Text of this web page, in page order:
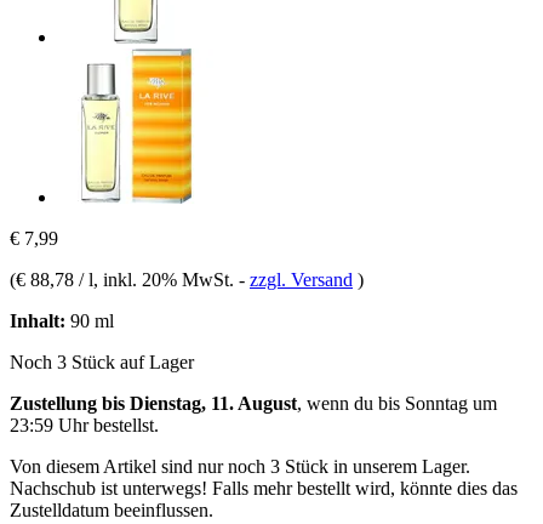
€ 7,99
(€ 88,78 / l, inkl. 20% MwSt. - zzgl. Versand )
Inhalt: 90 ml
Noch 3 Stück auf Lager
Zustellung bis Dienstag, 11. August, wenn du bis Sonntag um
23:59 Uhrbestellst.
Von diesem Artikel sind nur noch 3 Stück in unserem Lager.
Nachschub ist unterwegs! Falls mehr bestellt wird, könnte dies das
Zustelldatum beeinflussen.